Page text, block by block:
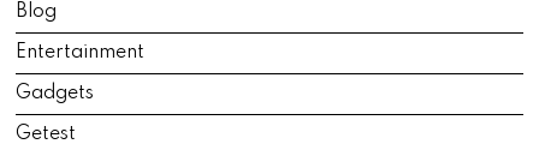
Blog
Entertainment
Gadgets
Getest